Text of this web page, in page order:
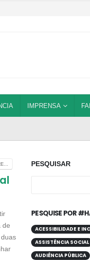
IMPRENSA
de
PESQUISAR
PESQUISE POR
ACESSIBILIDADE E
ASSISTÊNCIA SOCIAL
AUDIÊNCIA PÚBLICA